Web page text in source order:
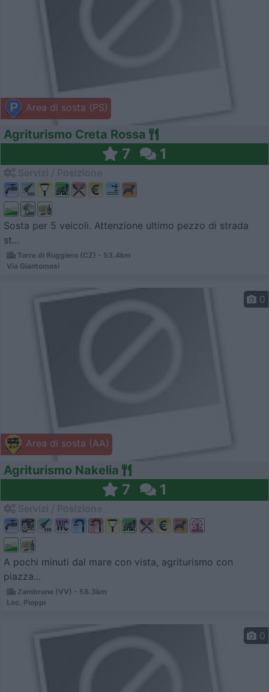
Area di sosta (PS)
Agriturismo Creta Rossa
7 1
Sosta per 5 veicoli. Attenzione ultimo pezzo di strada
st...
Torre di Ruggiero (CZ) - 53.4km
Via Giantomasi
Area di sosta (AA)
0
Agriturismo Nakelia
7 1
A pochi minuti dal mare con vista, agriturismo con
piazza...
Zambrone (VV) - 58.3km
Loc. Pioppi
0